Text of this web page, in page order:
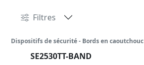
Filtres
Dispositifs de sécurité - Bords en caoutchouc
SE2530TT-BAND